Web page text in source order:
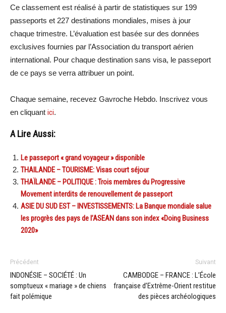
Ce classement est réalisé à partir de statistiques sur 199
passeports et 227 destinations mondiales, mises à jour
chaque trimestre. L’évaluation est basée sur des données
exclusives fournies par l’Association du transport aérien
international. Pour chaque destination sans visa, le passeport
de ce pays se verra attribuer un point.
Chaque semaine, recevez Gavroche Hebdo. Inscrivez vous
en cliquant ici.
A Lire Aussi:
Le passeport « grand voyageur » disponible
THAILANDE – TOURISME: Visas court séjour
THAÏLANDE – POLITIQUE : Trois membres du Progressive
Movement interdits de renouvellement de passeport
ASIE DU SUD EST – INVESTISSEMENTS: La Banque mondiale salue
les progrès des pays de l’ASEAN dans son index «Doing Business
2020»
Précédent
INDONÉSIE – SOCIÉTÉ : Un
somptueux « mariage » de chiens
fait polémique
Suivant
CAMBODGE – FRANCE : L’École
française d’Extrême-Orient restitue
des pièces archéologiques